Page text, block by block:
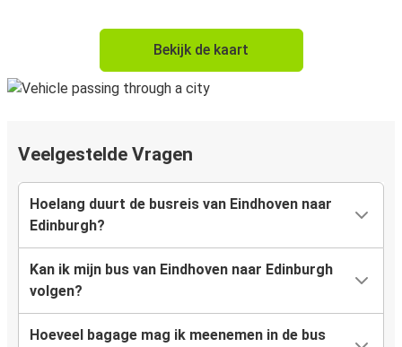
Bekijk de kaart
Veelgestelde Vragen
Hoelang duurt de busreis van Eindhoven naar
Edinburgh?
Kan ik mijn bus van Eindhoven naar Edinburgh
volgen?
Hoeveel bagage mag ik meenemen in de bus